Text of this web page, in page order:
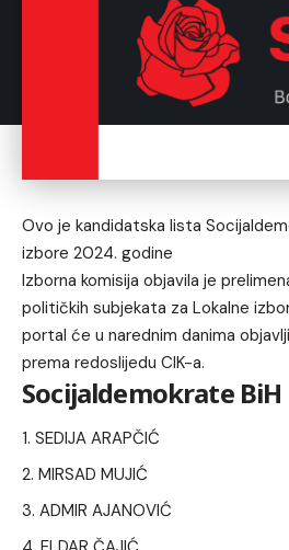
Ovo je kandidatska lista
izbore 2024. godine
Izborna komisija objavila je
političkih subjekata za Lokalne
portal će u narednim danima
prema redoslijedu CIK-a.
Socijaldemokrate BiH
SEDIJA ARAPČIĆ
MIRSAD MUJIĆ
ADMIR AJANOVIĆ